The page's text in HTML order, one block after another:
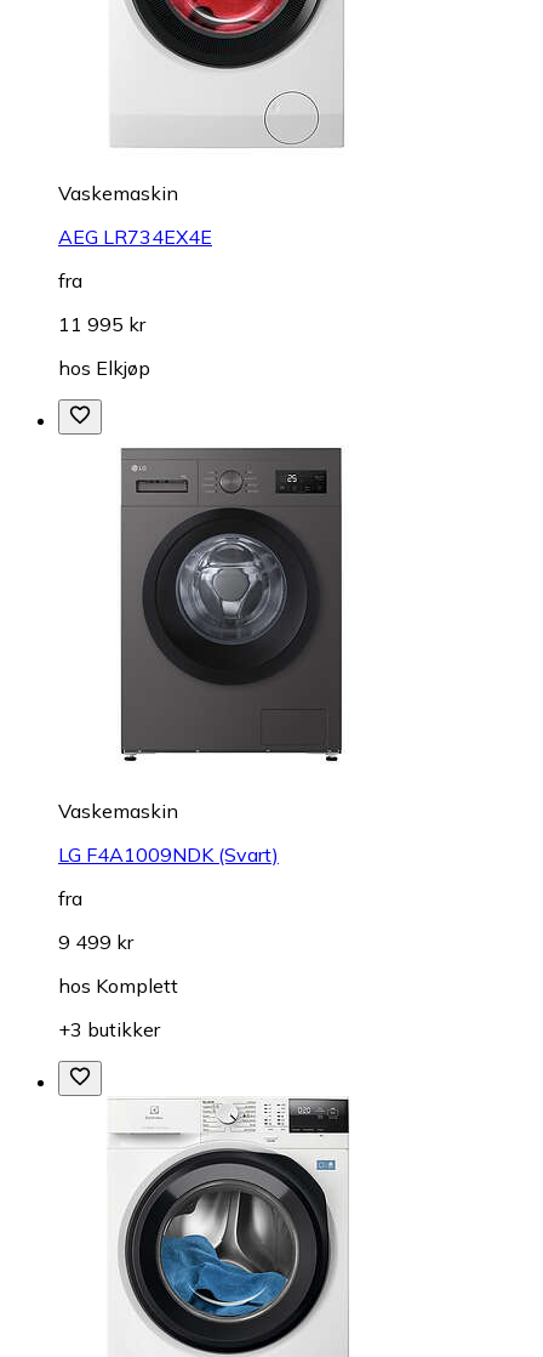
Vaskemaskin
AEG LR734EX4E
fra
11 995 kr
hos Elkjøp
Vaskemaskin
LG F4A1009NDK (Svart)
fra
9 499 kr
hos Komplett
+3 butikker